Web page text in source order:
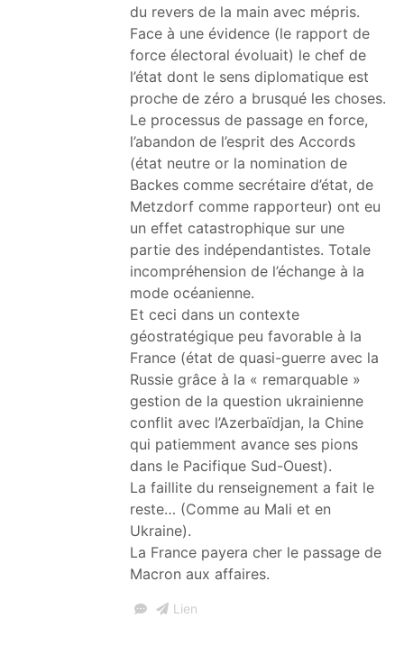
du revers de la main avec mépris.
Face à une évidence (le rapport de
force électoral évoluait) le chef de
l’état dont le sens diplomatique est
proche de zéro a brusqué les choses.
Le processus de passage en force,
l’abandon de l’esprit des Accords
(état neutre or la nomination de
Backes comme secrétaire d’état, de
Metzdorf comme rapporteur) ont eu
un effet catastrophique sur une
partie des indépendantistes. Totale
incompréhension de l’échange à la
mode océanienne.
Et ceci dans un contexte
géostratégique peu favorable à la
France (état de quasi-guerre avec la
Russie grâce à la « remarquable »
gestion de la question ukrainienne
conflit avec l’Azerbaïdjan, la Chine
qui patiemment avance ses pions
dans le Pacifique Sud-Ouest).
La faillite du renseignement a fait le
reste… (Comme au Mali et en
Ukraine).
La France payera cher le passage de
Macron aux affaires.
Lien